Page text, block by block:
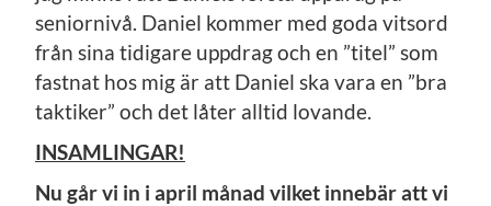
seniornivå. Daniel kommer med goda vitsord
från sina tidigare uppdrag och en ”titel” som
fastnat hos mig är att Daniel ska vara en ”bra
taktiker” och det låter alltid lovande.
INSAMLINGAR!
Nu går vi in i april månad vilket innebär att vi